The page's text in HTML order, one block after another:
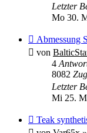
Letzter
Mo 30.
Abmessung
von
4
8082
Letzter
Mi 25.
Teak